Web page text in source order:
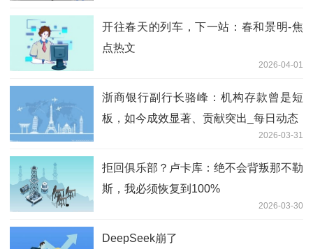
开往春天的列车，下一站：春和景明-焦
点热文
2026-04-01
浙商银行副行长骆峰：机构存款曾是短
板，如今成效显著、贡献突出_每日动态
2026-03-31
拒回俱乐部？卢卡库：绝不会背叛那不勒
斯，我必须恢复到100%
2026-03-30
DeepSeek崩了